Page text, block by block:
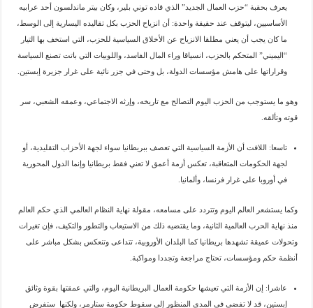
يعرف بحقبة “حزب العمال الجديد” الذي قاده توني بلير، وكان بيتر ماندلسون أحد عرابيه
الأساسيين، ليتوقف عند حقيقة واحدة: أن انزياح الحزب بكل تقاليده اليسارية إلى الوسط،
ما كان يجب أن يعني مطلقا الانزياح عن الأخلاق السياسية للحزب، التي استخف بها التيار
“اليميني” المتحكم بالحزب، انسياقا وراء المال الفاسد، واللوبيات التي باتت تصنع السياسة
وقراراتها على هامش مؤسسات الدولة، بل وحتى في جزر نائية على غرار جزيرة إبستين.
وهو ما يستوجب من الحزب اليوم التصالح مع تاريخه، وإرثه الاجتماعي، وعمقه الشعبي، سر
قوته وتألقه.
تاسعا: اللافت أن الأزمة السياسية التي تعصف ببريطانيا سواء لجهة الأحزاب التقليدية، أو
لجهة الحكومات المتعاقبة، تعكس أزمة أعمق لا تعني فقط بريطانيا وإنما الدول المحورية
في أوروبا على غرار فرنسا، وألمانيا.
وكما يستشعر العالم اليوم وتتردد على مسامعه، مقولة نهاية النظام العالمي الذي حكم العالم
منذ نهاية الحرب العالمية الثانية، وما يقتضيه ذلك من الاستيعاب والتطور والتكيف، فإن تغيرات
وتحولات عميقة تشهدها بريطانيا كما البلدان الأوروبية، تتداعى وتنعكس بشكل مباشر على
أنظمة حكم ومؤسسات، تحتاج مراجعة وتجددا ومواكبة.
عاشرا: إن الأزمة التي تعيشها حكومة العمال البريطانية اليوم، والتي عمقتها بقوة وثائق
إبستين، قد لا تفضي في المدى المنظور إلى سقوط حكومة ستارمر، ولكنها ستفرض